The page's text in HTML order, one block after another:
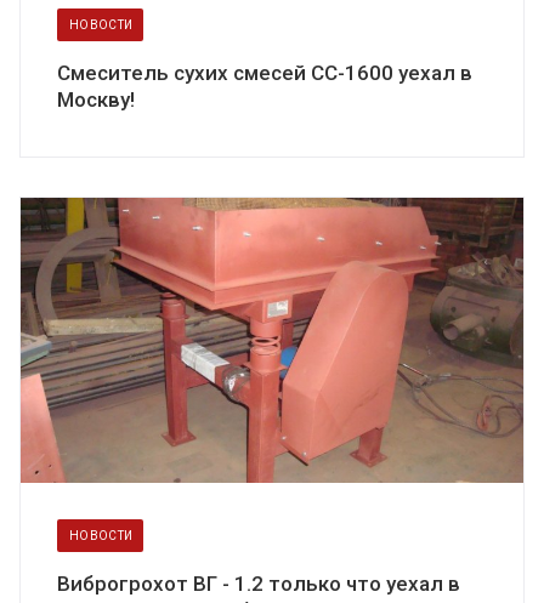
НОВОСТИ
Смеситель сухих смесей СС-1600 уехал в
Москву!
НОВОСТИ
Виброгрохот ВГ - 1.2 только что уехал в